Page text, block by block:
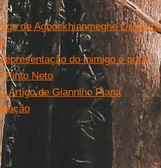
de Agbonkhianmeghe Orobator
do inimigo é pura
Pinto Neto
Artigo de Giannino Piana